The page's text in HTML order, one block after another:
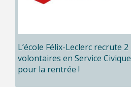
L’école Félix-Leclerc recrute 2
volontaires en Service Civique
pour la rentrée !